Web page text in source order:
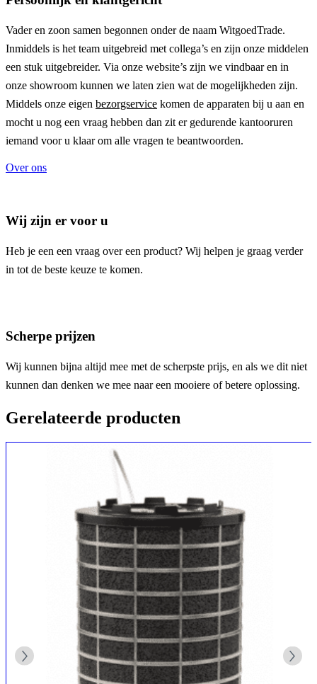
Vader en zoon samen begonnen onder de naam WitgoedTrade.
Inmiddels is het team uitgebreid met collega’s en zijn onze middelen
een stuk uitgebreider. Via onze website’s zijn we vindbaar en in
onze showroom kunnen we laten zien wat de mogelijkheden zijn.
Middels onze eigen bezorgservice komen de apparaten bij u aan en
mocht u nog een vraag hebben dan zit er gedurende kantooruren
iemand voor u klaar om alle vragen te beantwoorden.
Over ons
Wij zijn er voor u
Heb je een een vraag over een product? Wij helpen je graag verder
in tot de beste keuze te komen.
Scherpe prijzen
Wij kunnen bijna altijd mee met de scherpste prijs, en als we dit niet
kunnen dan denken we mee naar een mooiere of betere oplossing.
Gerelateerde producten